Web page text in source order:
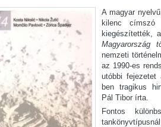
A magyar
kilenc
kiegészítették,
Magyarország
nemzeti
az 1990-es
utóbbi fejezetet
ben tragikus
Pál Tibor írta.
Fontos